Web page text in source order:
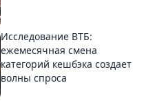
Исследование ВТБ:
ежемесячная смена
категорий кешбэка создает
волны спроса